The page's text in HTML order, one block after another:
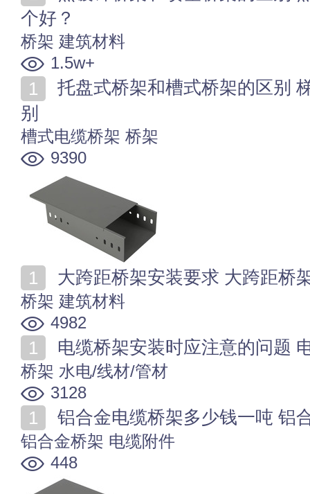
个好？
桥架 建筑材料
1.5w+
别
槽式电缆桥架 桥架
9390
大跨距桥架安装要求 大跨距桥
桥架 建筑材料
4982
电缆桥架安装时应注意的问题
桥架 水电/线材/管材
3128
铝合金电缆桥架多少钱一吨 铝
铝合金桥架 电缆附件
448